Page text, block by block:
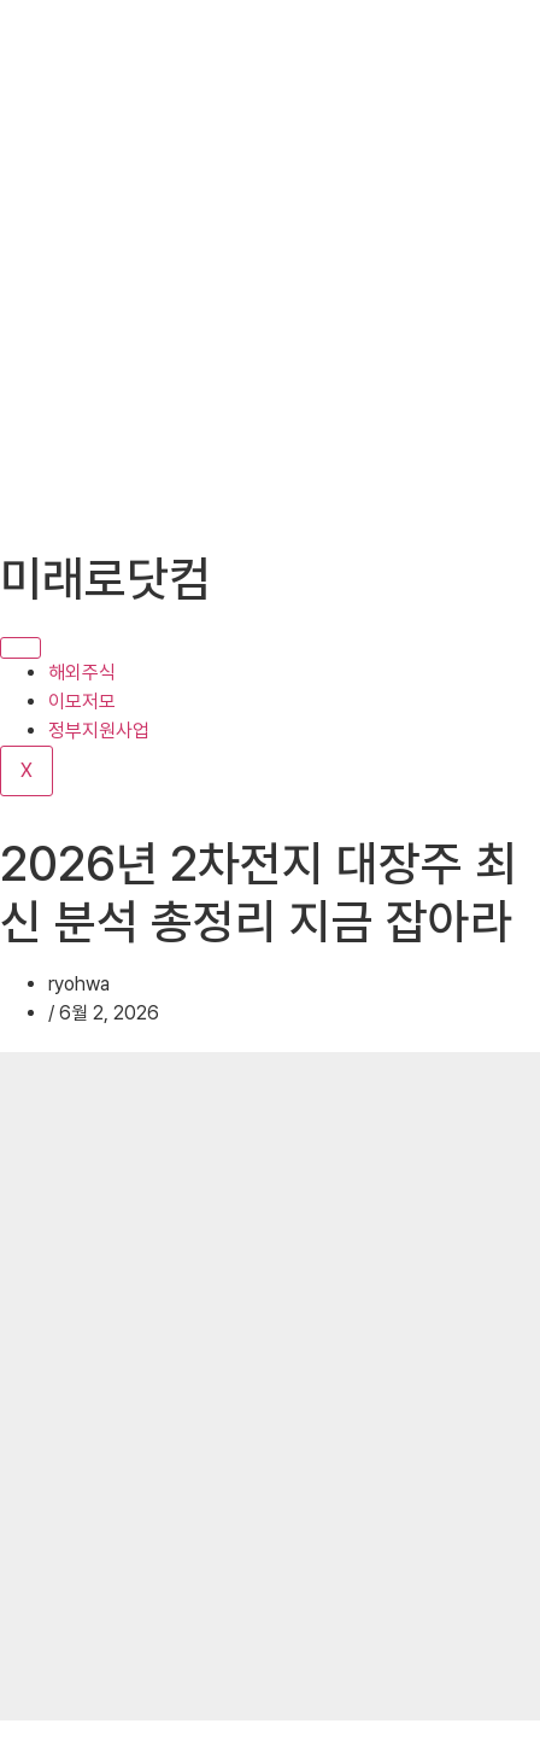
텐
로
기
미래로닷컴
해외주식
이모저모
정부지원사업
X
2026년 2차전지 대장주 최
신 분석 총정리 지금 잡아라
ryohwa
/ 6월 2, 2026